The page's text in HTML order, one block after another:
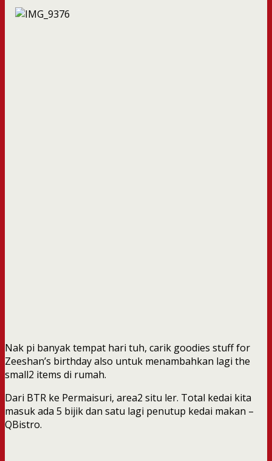
Nak pi banyak tempat hari tuh, carik goodies stuff for
Zeeshan’s birthday also untuk menambahkan lagi the
small2 items di rumah.
Dari BTR ke Permaisuri, area2 situ ler. Total kedai kita
masuk ada 5 bijik dan satu lagi penutup kedai makan –
QBistro.